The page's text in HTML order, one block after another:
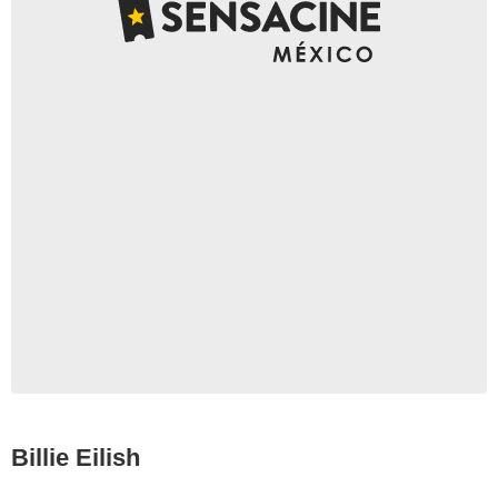
Billie Eilish